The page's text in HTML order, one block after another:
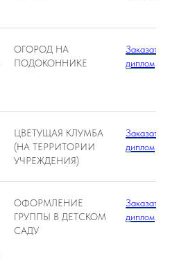
ОГОРОД НА
ПОДОКОННИКЕ
Заказать
диплом
ЦВЕТУЩАЯ КЛУМБА
(НА ТЕРРИТОРИИ
УЧРЕЖДЕНИЯ)
Заказать
диплом
ОФОРМЛЕНИЕ
ГРУППЫ В ДЕТСКОМ
САДУ
Заказать
диплом